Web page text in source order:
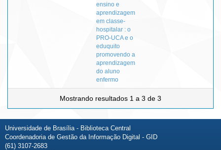
ensino e
aprendizagem
em classe-
hospitalar : o
PRO-UCA e o
eduquito
promovendo a
aprendizagem
do aluno
enfermo
Mostrando resultados 1 a 3 de 3
Universidade de Brasília - Biblioteca Central
Coordenadoria de Gestão da Informação Digital - GID
(61) 3107-2683